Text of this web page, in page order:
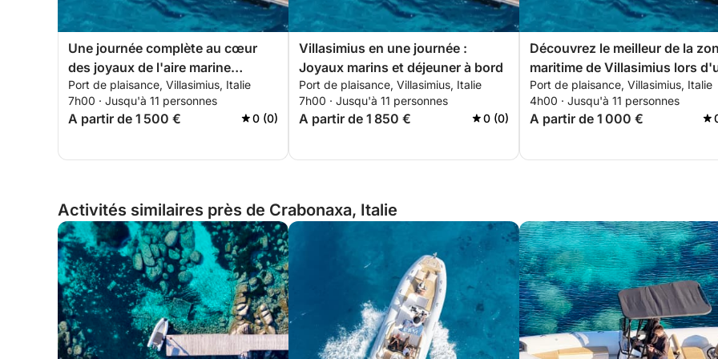
Une journée complète au cœur
des joyaux de l'aire marine
protégée de Villasimius
Port de plaisance, Villasimius, Italie
7h00 · Jusqu'à 11 personnes
A partir de 1 500 € 0 (0)
Villasimius en une journée :
Joyaux marins et déjeuner à bord
Port de plaisance, Villasimius, Italie
7h00 · Jusqu'à 11 personnes
A partir de 1 850 € 0 (0)
Découvrez le meilleur de la
maritime de Villasimius lors
excursion en bateau d'une
journée.
Port de plaisance, Villasimius, Italie
4h00 · Jusqu'à 11 personnes
A partir de 1 000 €
Activités similaires près de Crabonaxa, Italie